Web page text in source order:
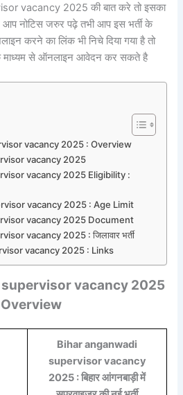
vacancy 2025 की बात करे तो इसका
आप नोटिस जरुर पढ़े तभी आप इस भर्ती के
करने का लिंक भी निचे दिया गया है तो
माध्यम से ऑनलाइन आवेदन कर सकते है
vacancy 2025 : Overview
vacancy 2025
vacancy 2025 Eligibility :
vacancy 2025 : Age Limit
vacancy 2025 Document
vacancy 2025 : जिलावार भर्ती
vacancy 2025 : Links
vacancy 2025
Bihar anganwadi
supervisor vacancy
2025 : बिहार आंगनबाड़ी में